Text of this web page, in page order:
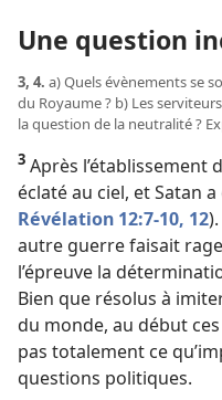
Une question
3, 4. a) Quels évènements se
du Royaume ? b) Les
la question de la neutralité ?
3 Après l’établissement
éclaté au ciel, et Satan
Révélation 12:7-10, 12
autre guerre faisait
l’épreuve la
Bien que résolus à
du monde, au début
pas totalement ce
questions politiques.